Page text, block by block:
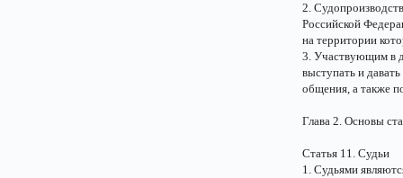
2.
Российской
на территории
3. Участвующим в
выступать и
общения, а также
Глава 2. Основы
Статья 11. Судьи
1. Судьями